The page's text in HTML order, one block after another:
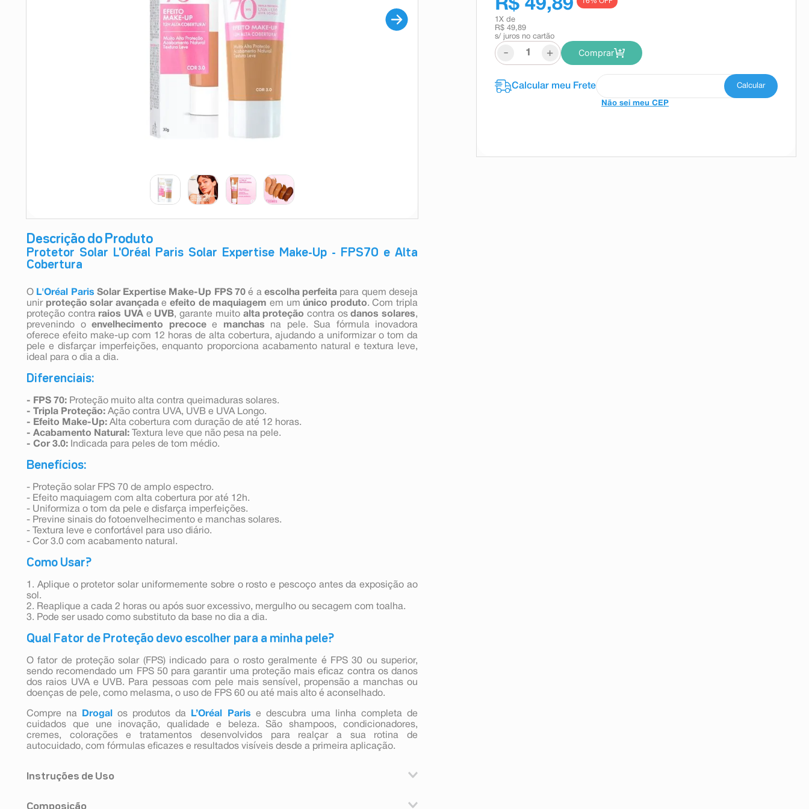
Descrição do Produto
Protetor Solar L'Oréal Paris Solar Expertise Make-Up - FPS70 e Alta
Cobertura
O L'Oréal Paris Solar Expertise Make-Up FPS 70 é a escolha perfeita para quem deseja
unir proteção solar avançadaeefeito de maquiagem em um único produto. Com tripla
proteção contra raios UVA e UVB, garante muito alta proteção contra osdanos solares,
prevenindo o envelhecimento precocee manchas na pele. Sua fórmula inovadora
oferece efeito make-up com 12 horas de alta cobertura, ajudando a uniformizar o tom da
pele e disfarçar imperfeições, enquanto proporciona acabamento natural e textura leve,
ideal para o dia a dia.
Diferenciais:
- FPS 70: Proteção muito alta contra queimaduras solares.
- Tripla Proteção: Ação contra UVA, UVB e UVA Longo.
- Efeito Make-Up: Alta cobertura com duração de até 12 horas.
- Acabamento Natural: Textura leve que não pesa na pele.
- Cor 3.0: Indicada para peles de tom médio.
Benefícios:
- Proteção solar FPS 70 de amplo espectro.
- Efeito maquiagem com alta cobertura por até 12h.
- Uniformiza o tom da pele e disfarça imperfeições.
- Previne sinais do fotoenvelhecimento e manchas solares.
- Textura leve e confortável para uso diário.
- Cor 3.0 com acabamento natural.
Como Usar?
1. Aplique o protetor solar uniformemente sobre o rosto e pescoço antes da exposição ao
sol.
2. Reaplique a cada 2 horas ou após suor excessivo, mergulho ou secagem com toalha.
3. Pode ser usado como substituto da base no dia a dia.
Qual Fator de Proteção devo escolher para a minha pele?
O fator de proteção solar (FPS) indicado para o rosto geralmente é FPS 30 ou superior,
sendo recomendado um FPS 50 para garantir uma proteção mais eficaz contra os danos
dos raios UVA e UVB. Para pessoas com pele mais sensível, propensão a manchas ou
doenças de pele, como melasma, o uso de FPS 60 ou até mais alto é aconselhado.
Compre na Drogal os produtos da L’Oréal Paris
e descubra uma linha completa de
cuidados que une inovação, qualidade e beleza. São shampoos, condicionadores,
cremes, colorações e tratamentos desenvolvidos para realçar a sua rotina de
autocuidado, com fórmulas eficazes e resultados visíveis desde a primeira aplicação.
Instruções de Uso
Composição
R$ 49,89
1 X de
R$ 49,89
s/ juros no cartão
- + Comprar
Não sei meu CEP
9º esmalte
10ºabsorvente